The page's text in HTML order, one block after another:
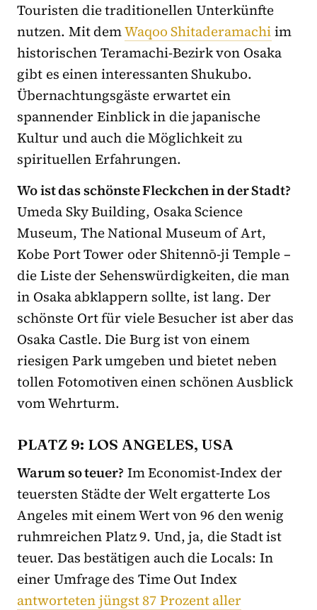
Touristen die traditionellen Unterkünfte
nutzen. Mit demWaqoo Shitaderamachiim
historischen Teramachi-Bezirk von Osaka
gibt es einen interessanten Shukubo.
Übernachtungsgäste erwartet ein
spannender Einblick in die japanische
Kultur und auch die Möglichkeit zu
spirituellen Erfahrungen.
Wo ist das schönste Fleckchen in der Stadt?
Umeda Sky Building, Osaka Science
Museum, The National Museum of Art,
Kobe Port Tower oder Shitennō-ji Temple –
die Liste der Sehenswürdigkeiten, die man
in Osaka abklappern sollte, ist lang. Der
schönste Ort für viele Besucher ist aber das
Osaka Castle. Die Burg ist von einem
riesigen Park umgeben und bietet neben
tollen Fotomotiven einen schönen Ausblick
vom Wehrturm.
PLATZ 9: LOS ANGELES, USA
Warum so teuer? Im Economist-Index der
teuersten Städte der Welt ergatterte Los
Angeles mit einem Wert von 96 den wenig
ruhmreichen Platz 9. Und, ja, die Stadt ist
teuer. Das bestätigen auch die Locals: In
einer Umfrage des Time Out Index
antworteten jüngst 87 Prozent aller